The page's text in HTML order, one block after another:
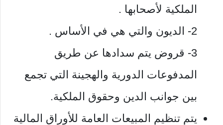
الملكية لأصحابها .
2- الديون والتي هي في الأساس .
3- قروض يتم سدادها عن طريق
المدفوعات الدورية والهجينة التي تجمع
بين جوانب الدين وحقوق الملكية.
يتم تنظيم المبيعات العامة للأوراق المالية